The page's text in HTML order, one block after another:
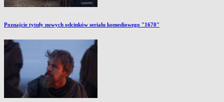
Poznajcie tytuły nowych odcinków serialu komediowego "1670"